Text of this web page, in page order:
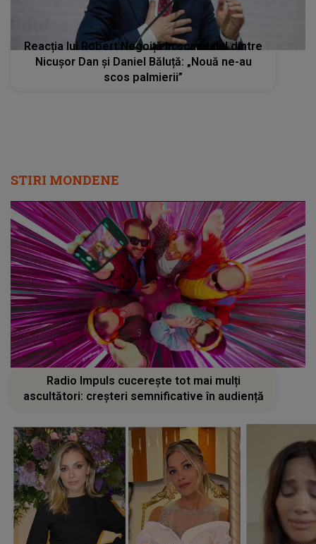
Reacția lui Robert Negoiță în scandalul dintre
Nicușor Dan și Daniel Băluță: „Nouă ne-au
scos palmierii”
STIRI MONDENE
Radio Impuls cucerește tot mai mulți
ascultători: creșteri semnificative în audiență